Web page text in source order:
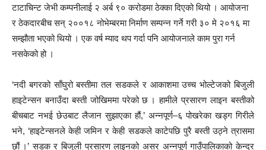
टाटाचिन्ट जेभी कम्पनीलाई २ अर्ब ९० करोडमा ठेक्का दिएको थियो । आयोजना
र ठेकदारबीच सन् २००१८ नोभेम्बरमा निर्माण सम्पन्न गर्ने गरी ३० मे २०१६ मा
सम्झौता भएको थियो । एक वर्ष म्याद थप गर्दा पनि आयोजनाले काम पुरा गर्न
नसकेको हो ।
‘नदी बगरको साँघुरो बस्तीमा तल सडकले र आकाशमा उच्च भोल्टेजको बिजुली
हाइटेन्सन बनाउँदा बस्ती जोखिममा परेको छ । हामीले प्रसारण लाइन बस्तीको
बीचबाट नभई छेउबाट लैजान सुझाएका हौं,’ अन्नपूर्ण–६ पोखरेका खड्ग गिरीले
भने, ‘हाइटेन्सनले केही जमिन र केही सडकले काटेपछि पुरै बस्ती उठ्ने त्रासमा
छौं ।’ सडक र बिजुली प्रसारण लाइनको असर अन्नपूर्ण गाउँपालिकाको केन्द्र